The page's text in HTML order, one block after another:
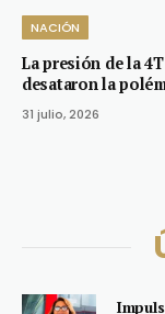
NACIÓN
La presión de la
desataron la
31 julio, 2026